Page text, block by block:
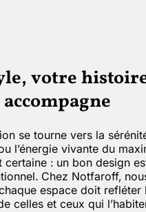
votre
se tourne vers la
l’énergie vivante du
certaine : un bon design
Chez Notfaroff,
espace doit refléter
celles et ceux qui